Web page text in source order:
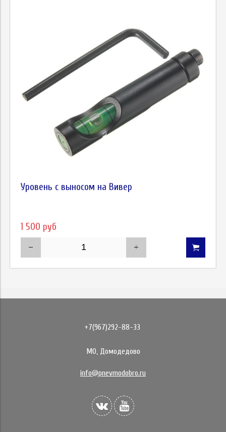
Уровень с выносом на Вивер
1 500 руб
+7(967)292-88-33
МО, Домодедово
info@pnevmodobro.ru